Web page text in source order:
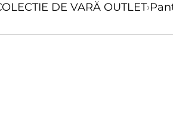
DE VARĂ OUTLET›